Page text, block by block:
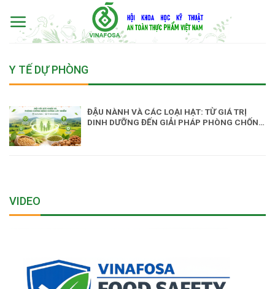
content
Y TẾ DỰ PHÒNG
ĐẬU NÀNH VÀ CÁC LOẠI HẠT: TỪ GIÁ TRỊ
DINH DƯỠNG ĐẾN GIẢI PHÁP PHÒNG CHỐNG
VIDEO